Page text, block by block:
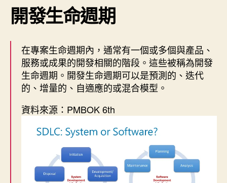
開發生命週期
在專案生命週期內，通常有一個或多個與產品、
服務或成果的開發相關的階段。這些被稱為開發
生命週期。開發生命週期可以是預測的、迭代
的、增量的、自適應的或混合模型。
資料來源：PMBOK 6th